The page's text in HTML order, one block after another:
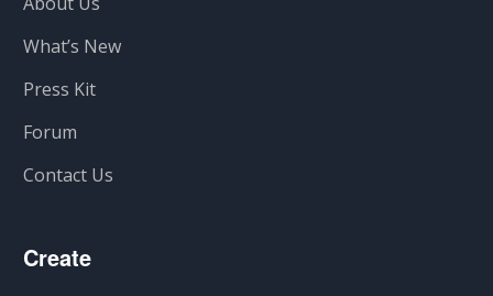
What’s New
Press Kit
Forum
Contact Us
Create